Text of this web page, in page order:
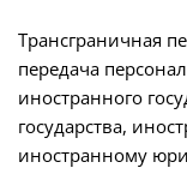
Трансграничная
передача
иностранного
государства,
иностранному